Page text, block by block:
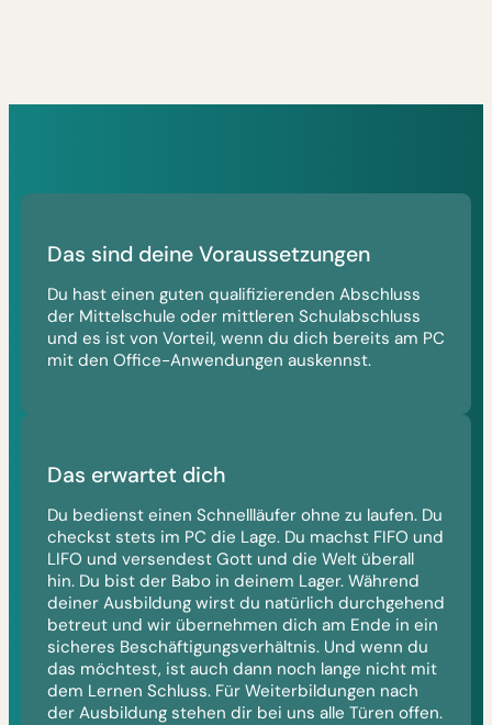
Das sind deine Voraussetzungen
Du hast einen guten qualifizierenden Abschluss
der Mittelschule oder mittleren Schulabschluss
und es ist von Vorteil, wenn du dich bereits am PC
mit den Office-Anwendungen auskennst.
Das erwartet dich
Du bedienst einen Schnellläufer ohne zu laufen. Du
checkst stets im PC die Lage. Du machst FIFO und
LIFO und versendest Gott und die Welt überall
hin. Du bist der Babo in deinem Lager. Während
deiner Ausbildung wirst du natürlich durchgehend
betreut und wir übernehmen dich am Ende in ein
sicheres Beschäftigungsverhältnis. Und wenn du
das möchtest, ist auch dann noch lange nicht mit
dem Lernen Schluss. Für Weiterbildungen nach
der Ausbildung stehen dir bei uns alle Türen offen.